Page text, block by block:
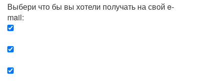
Выбери что бы вы хотели получать на свой e-
mail: